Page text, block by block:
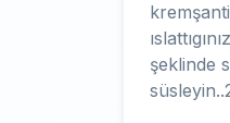
şeklinde